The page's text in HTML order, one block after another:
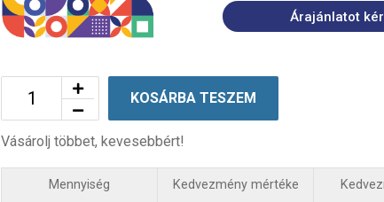
Árajánlatot
KOSÁRBA TESZEM
Vásárolj többet, kevesebbért!
Mennyiség Kedvezmény mértéke